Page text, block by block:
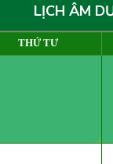
LỊCH ÂM
THỨ TƯ